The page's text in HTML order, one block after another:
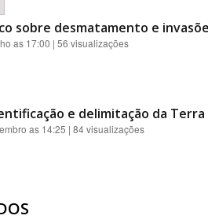
sobre desmatamento e
as 17:00 | 56 visualizações
e delimitação da Terra
as 14:25 | 84 visualizações